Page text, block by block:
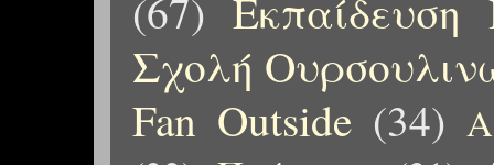
(67) Εκπαίδευση
Σχολή
Fan Outside (34)